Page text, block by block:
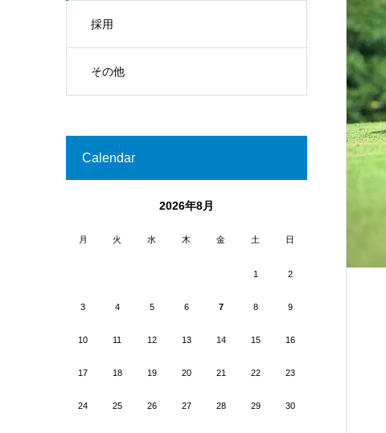
採用
その他
Calendar
2026年8月
月 火 水 木 金 土 日
1 2
3 4 5 6 7 8 9
10 11 12 13 14 15 16
17 18 19 20 21 22 23
24 25 26 27 28 29 30